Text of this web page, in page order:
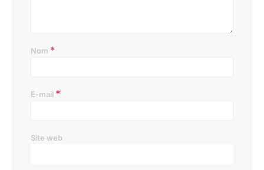
Nom *
E-mail *
Site web